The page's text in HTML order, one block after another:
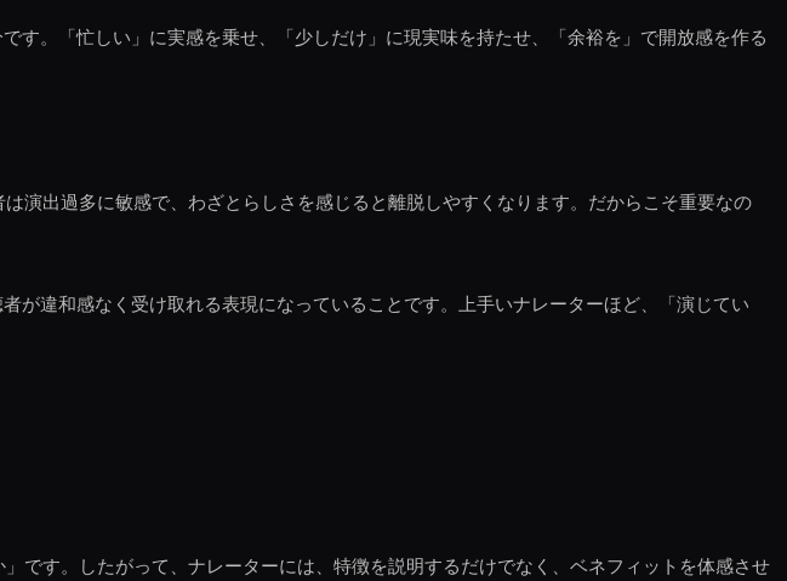
。「忙しい」に実感を乗せ、「少しだけ」に現実味を持たせ、「余裕を」で開放感を作る
演出過多に敏感で、わざとらしさを感じると離脱しやすくなります。だからこそ重要なの
が違和感なく受け取れる表現になっていることです。上手いナレーターほど、「演じてい
です。したがって、ナレーターには、特徴を説明するだけでなく、ベネフィットを体感させ